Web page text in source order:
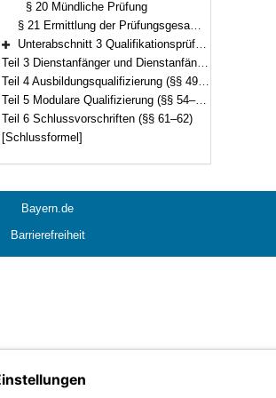
§ 20 Mündliche Prüfung
§ 21 Ermittlung der Prüfungsgesamtpunktzahl
Bereich erweitern
Unterabschnitt 3 Qualifikationsprüfung für den Einstieg in der dritten Qualifikationsebene (§§ 22–25)
Bereich erweitern
Teil 3 Dienstanfänger und Dienstanfängerinnen (§§ 26–48)
Bereich erweitern
Teil 4 Ausbildungsqualifizierung (§§ 49–53)
Bereich erweitern
Teil 5 Modulare Qualifizierung (§§ 54–60)
Bereich erweitern
Teil 6 Schlussvorschriften (§§ 61–62)
[Schlussformel]
Bayern.de
Barrierefreiheit